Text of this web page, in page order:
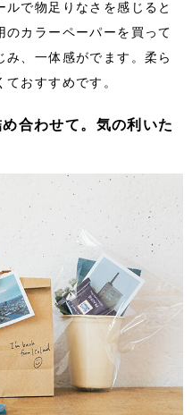
で物足りなさを感じると
のカラーペーパーを買って
、一体感がでます。柔ら
おすすめです。
合わせて。気の利いた